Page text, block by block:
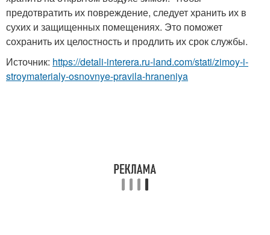
предотвратить их повреждение, следует хранить их в
сухих и защищенных помещениях. Это поможет
сохранить их целостность и продлить их срок службы.
Источник: https://detali-interera.ru-land.com/stati/zimoy-i-
stroymaterialy-osnovnye-pravila-hraneniya